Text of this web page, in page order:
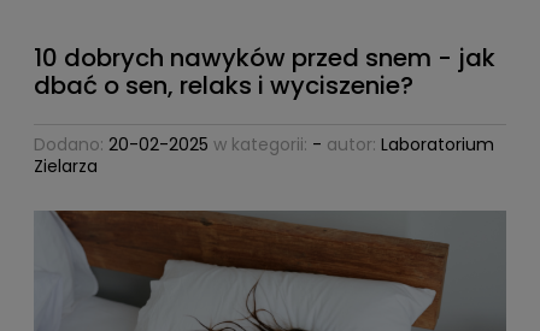
10 dobrych nawyków przed snem - jak
dbać o sen, relaks i wyciszenie?
Dodano: 20-02-2025 w kategorii: - autor: Laboratorium
Zielarza